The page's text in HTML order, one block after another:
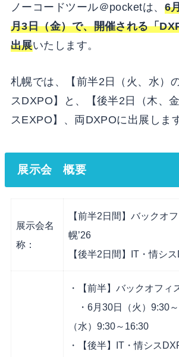
ノーコードツール＠pocketは、 6
月3日（金）で、開催される「
出展いたします。
札幌では、【前半2日（火、水）
スDXPO】と、【後半2日（木、
スEXPO】、両DXPOに出展しま
展示会 概要
展示会名
称：
【前半2日間】バックオ
幌’26
【後半2日間】IT・情シ
・【前半】バックオフィ
・6月30日（火）9:30
（水）9:30～16:30
・【後半】IT・情シス